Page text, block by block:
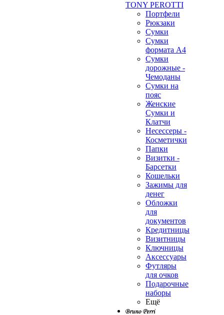
TONY PEROTTI
Портфели
Рюкзаки
Сумки
Сумки
формата А4
Сумки
дорожные -
Чемоданы
Сумки на
пояс
Женские
Сумки и
Клатчи
Несессеры -
Косметички
Папки
Визитки -
Барсетки
Кошельки
Зажимы для
денег
Обложки
для
документов
Кредитницы
Визитницы
Ключницы
Аксессуары
Футляры
для очков
Подарочные
наборы
Ещё